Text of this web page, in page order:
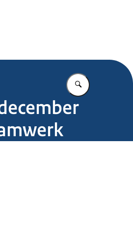
Vul in wat u